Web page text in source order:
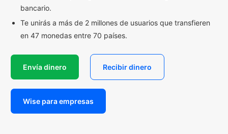
bancario.
Te unirás a más de 2 millones de usuarios que transfieren
en 47 monedas entre 70 países.
Envía dinero Recibir dinero
Wise para empresas